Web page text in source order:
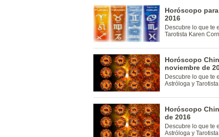
Horóscopo
2016
Descubre lo que te
Tarotista Karen
Horóscopo
noviembre de
Descubre lo que te
Astróloga y
Horóscopo
de 2016
Descubre lo que te
Astróloga y